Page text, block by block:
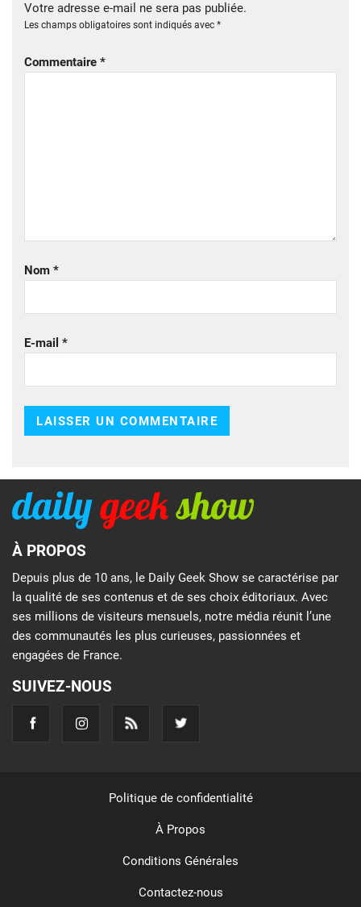
Votre adresse e-mail ne sera pas publiée.
Les champs obligatoires sont indiqués avec *
Commentaire *
Nom *
E-mail *
À PROPOS
Depuis plus de 10 ans, le Daily Geek Show se caractérise par
la qualité de ses contenus et de ses choix éditoriaux. Avec
ses millions de visiteurs mensuels, notre média réunit l’une
des communautés les plus curieuses, passionnées et
engagées de France.
SUIVEZ-NOUS
Politique de confidentialité
À Propos
Conditions Générales
Contactez-nous